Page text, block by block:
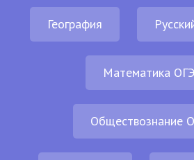
География
Математика ОГЭ
Обществознание